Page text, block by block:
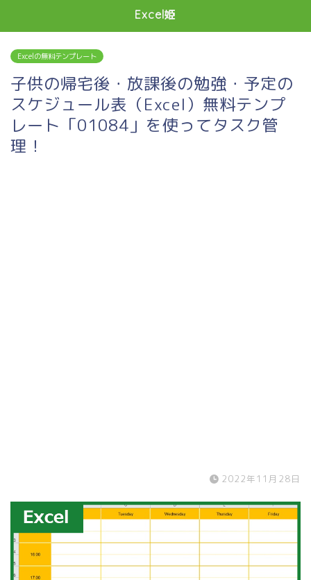
Excel姫
Excelの無料テンプレート
子供の帰宅後・放課後の勉強・予定の
スケジュール表（Excel）無料テンプ
レート「01084」を使ってタスク管
理！
2022年11月28日